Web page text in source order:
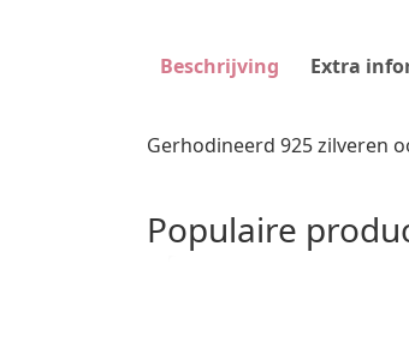
Beschrijving Extra
Gerhodineerd 925 zilveren
Populaire